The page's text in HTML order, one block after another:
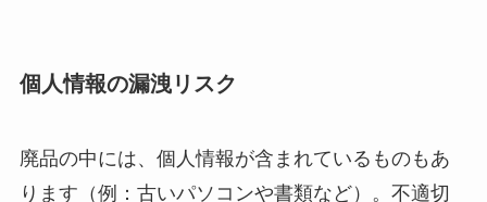
個人情報の漏洩リスク
廃品の中には、個人情報が含まれているものもあ
ります（例：古いパソコンや書類など）。不適切